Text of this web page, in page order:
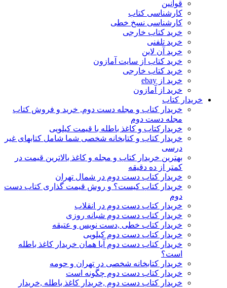
قوانین
کارشناسی کتاب
کارشناسی نسخ خطی
خرید کتاب خارجی
خرید تلفنی
خرید آن لاین
خرید کتاب از سایت آمازون
خرید کتاب خارجی
خرید از ebay
خرید از آمازون
خریدار کتاب
خریدار کتاب و مجله دست دوم, خرید و فروش کتاب
مجله دست دوم
خریدارکتاب و کاغذ باطله با قیمت کیلویی
خریدار کتاب و کتابخانه شخصی شما شامل کتابهای غیر
درسی
بهترین خریدار کتاب و مجله و کاغذ بالاترین قیمت در
کمتر از ده دقیقه
خریدار کتاب دست دوم در شمال تهران
خریدار کتاب کیست؟ و روش قیمت گذاری کتاب دست
دوم
خریدار کتاب دست دوم در انقلاب
خریدار کتاب دست دوم شبانه روزی
خریدار کتاب خطی ,دست نویس و عتیقه
خریدار کتاب دست دوم کیلویی
خریدار کتاب دست دوم آیا همان خریدار کاغذ باطله
است؟
خریدار کتابخانه شخصی در تهران و حومه
خریدار کتاب دست دوم چگونه است
خریدار کتاب دست دوم ,خریدار کاغذ باطله ,خریدار